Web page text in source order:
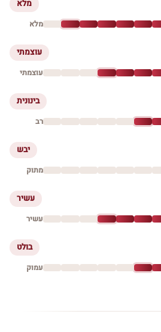
מלא
מלא
עוצמתי
עוצמתי
בינונית
רב
יבש
מתוק
עשיר
עשיר
בולט
עמוק